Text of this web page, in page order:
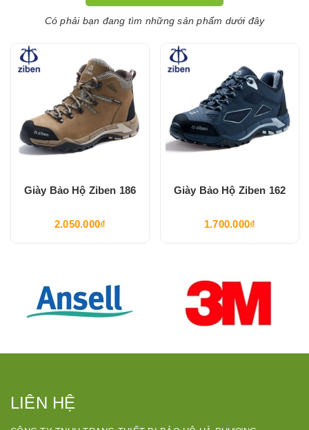
Có phải bạn đang tìm những sản phẩm dưới đây
Giày Bảo Hộ Ziben 186
2.050.000₫
Giày Bảo Hộ Ziben 162
1.700.000₫
LIÊN HỆ